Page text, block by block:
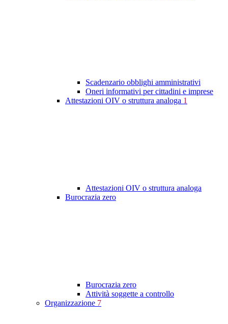
Scadenzario obblighi amministrativi
Oneri informativi per cittadini e imprese
Attestazioni OIV o struttura analoga 1
Attestazioni OIV o struttura analoga
Burocrazia zero
Burocrazia zero
Attività soggette a controllo
Organizzazione 7